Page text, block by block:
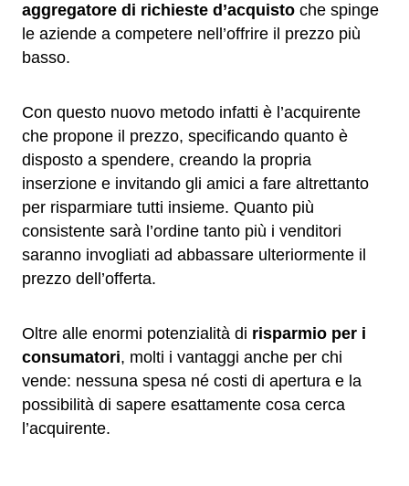
aggregatore di richieste d’acquisto che spinge
le aziende a competere nell’offrire il prezzo più
basso.
Con questo nuovo metodo infatti è l’acquirente
che propone il prezzo, specificando quanto è
disposto a spendere, creando la propria
inserzione e invitando gli amici a fare altrettanto
per risparmiare tutti insieme. Quanto più
consistente sarà l’ordine tanto più i venditori
saranno invogliati ad abbassare ulteriormente il
prezzo dell’offerta.
Oltre alle enormi potenzialità di risparmio per i
consumatori, molti i vantaggi anche per chi
vende: nessuna spesa né costi di apertura e la
possibilità di sapere esattamente cosa cerca
l’acquirente.